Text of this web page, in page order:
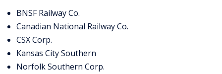
BNSF Railway Co.
Canadian National Railway Co.
CSX Corp.
Kansas City Southern
Norfolk Southern Corp.